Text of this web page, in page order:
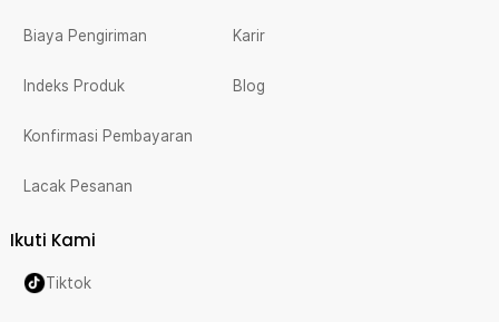
Biaya Pengiriman
Indeks Produk
Konfirmasi Pembayaran
Lacak Pesanan
Karir
Blog
Ikuti Kami
Tiktok